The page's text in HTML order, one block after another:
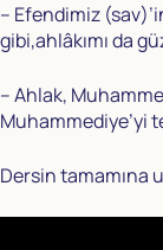
– Efendimiz
gibi,ahlâkımı da
– Ahlak,
Muhammediye’yi
Dersin tamamına